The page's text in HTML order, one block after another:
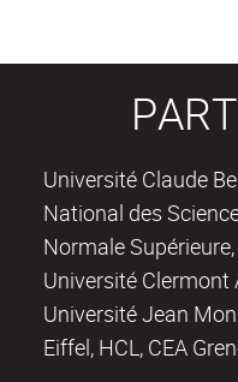
Université Claude
National des
Normale
Université Clermont
Université Jean
Eiffel, HCL, CEA